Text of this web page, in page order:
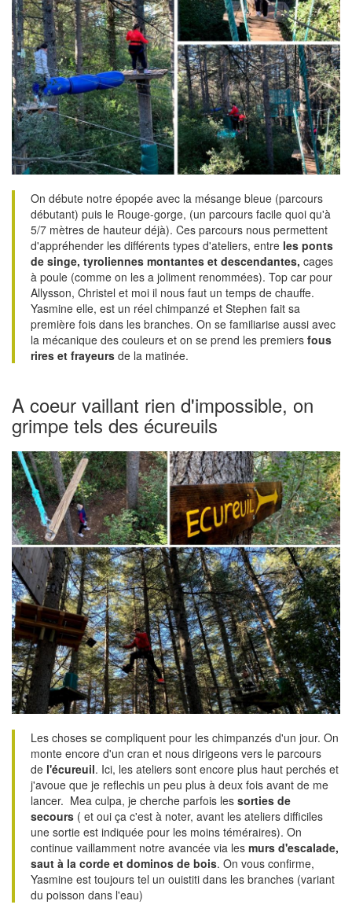
On débute notre épopée avec la mésange bleue (parcours
débutant) puis le Rouge-gorge, (un parcours facile quoi qu'à
5/7 mètres de hauteur déjà). Ces parcours nous permettent
d'appréhender les différents types d'ateliers, entre les ponts
de singe, tyroliennes montantes et descendantes, cages
à poule (comme on les a joliment renommées). Top car pour
Allysson, Christel et moi il nous faut un temps de chauffe.
Yasmine elle, est un réel chimpanzé et Stephen fait sa
première fois dans les branches. On se familiarise aussi avec
la mécanique des couleurs et on se prend les premiers fous
rires et frayeurs de la matinée.
A coeur vaillant rien d'impossible, on
grimpe tels des écureuils
Les choses se compliquent pour les chimpanzés d'un jour. On
monte encore d'un cran et nous dirigeons vers le parcours
de l'écureuil. Ici, les ateliers sont encore plus haut perchés et
j'avoue que je reflechis un peu plus à deux fois avant de me
lancer. Mea culpa, je cherche parfois les sorties de
secours ( et oui ça c'est à noter, avant les ateliers difficiles
une sortie est indiquée pour les moins téméraires). On
continue vaillamment notre avancée via les murs d'escalade,
saut à la corde et dominos de bois. On vous confirme,
Yasmine est toujours tel un ouistiti dans les branches (variant
du poisson dans l'eau)